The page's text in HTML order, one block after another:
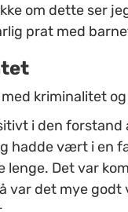
om dette ser
prat med
kriminalitet
i den forstand
hadde vært i en
lenge. Det var
var det mye